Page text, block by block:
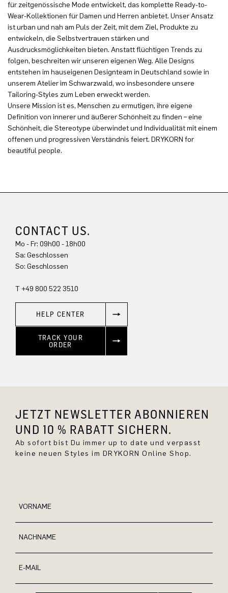
für zeitgenössische Mode entwickelt, das komplette Ready-to-
Wear-Kollektionen für Damen und Herren anbietet. Unser Ansatz
ist urban und nah am Puls der Zeit, mit dem Ziel, Produkte zu
entwickeln, die Selbstvertrauen stärken und
Ausdrucksmöglichkeiten bieten. Anstatt flüchtigen Trends zu
folgen, beschreiten wir unseren eigenen Weg. Alle Designs
entstehen im hauseigenen Designteam in Deutschland sowie in
unserem Atelier im Schwarzwald, wo insbesondere unsere
Tailoring-Styles zum Leben erweckt werden.
Unsere Mission ist es, Menschen zu ermutigen, ihre eigene
Definition von innerer und äußerer Schönheit zu finden – eine
Schönheit, die Stereotype überwindet und Individualität mit einem
offenen und progressiven Verständnis feiert. DRYKORN for
beautiful people.
CONTACT US.
Mo - Fr: 09h00 - 18h00
Sa: Geschlossen
So: Geschlossen
T +49 800 522 3510
HELP CENTER
TRACK YOUR
ORDER
JETZT NEWSLETTER ABONNIEREN
UND 10 % RABATT SICHERN.
Ab sofort bist Du immer up to date und verpasst
keine neuen Styles im DRYKORN Online Shop.
VORNAME
NACHNAME
E-MAIL